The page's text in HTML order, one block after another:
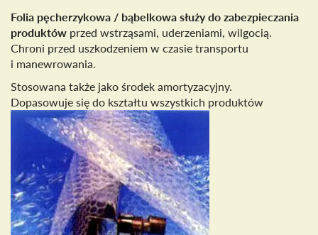
Folia pęcherzykowa / bąbelkowa służy do zabezpieczania
produktów przed wstrząsami, uderzeniami, wilgocią.
Chroni przed uszkodzeniem w czasie transportu
i manewrowania.
Stosowana także jako środek amortyzacyjny.
Dopasowuje się do kształtu wszystkich produktów